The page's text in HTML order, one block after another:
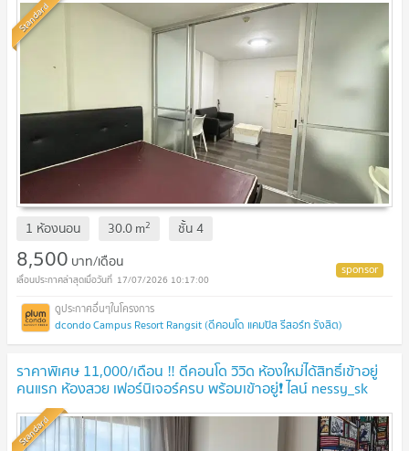
Standard
1 ห้องนอน 30.0m2 ชั้น4
8,500 บาท/เดือน
17/07/2026 10:17:00
dcondo Campus Resort Rangsit (ดีคอนโด แคมปัส รีสอร์ท รังสิต)
ราคาพิเศษ 11,000/เดือน ‼️ ดีคอนโด วิวิด ห้องใหม่ได้สิทธิ์เข้าอยู่
คนแรก ห้องสวย เฟอร์นิเจอร์ครบ พร้อมเข้าอยู่❗️ ไลน์ nessy_sk
(เจ้าของห้อง)
Standard